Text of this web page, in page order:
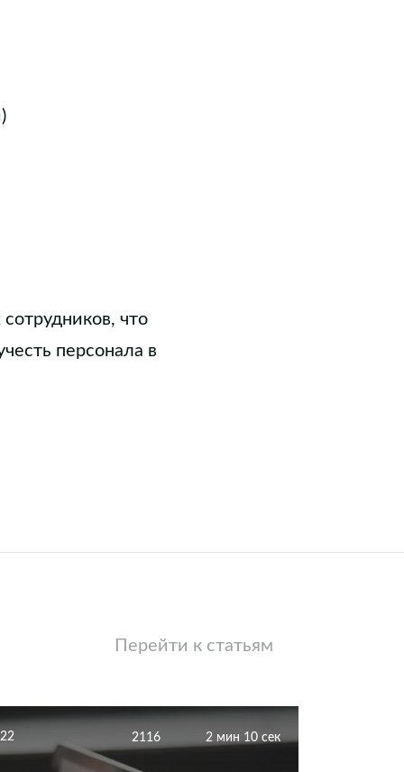
что
персонала в
2116 2 мин 10 сек
Перейти к статьям